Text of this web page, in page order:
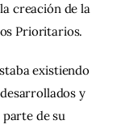
creación de la
Prioritarios.
existiendo
y
de su